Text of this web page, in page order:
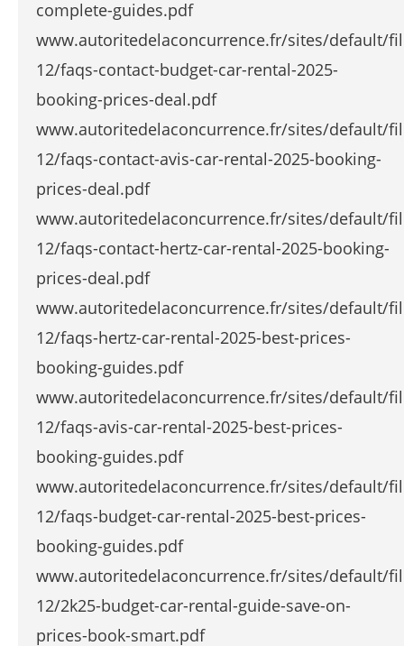
complete-guides.pdf
www.autoritedelaconcurrence.fr/sites/default/
12/faqs-contact-budget-car-rental-2025-
booking-prices-deal.pdf
www.autoritedelaconcurrence.fr/sites/default/
12/faqs-contact-avis-car-rental-2025-booking-
prices-deal.pdf
www.autoritedelaconcurrence.fr/sites/default/
12/faqs-contact-hertz-car-rental-2025-booking-
prices-deal.pdf
www.autoritedelaconcurrence.fr/sites/default/
12/faqs-hertz-car-rental-2025-best-prices-
booking-guides.pdf
www.autoritedelaconcurrence.fr/sites/default/
12/faqs-avis-car-rental-2025-best-prices-
booking-guides.pdf
www.autoritedelaconcurrence.fr/sites/default/
12/faqs-budget-car-rental-2025-best-prices-
booking-guides.pdf
www.autoritedelaconcurrence.fr/sites/default/
12/2k25-budget-car-rental-guide-save-on-
prices-book-smart.pdf